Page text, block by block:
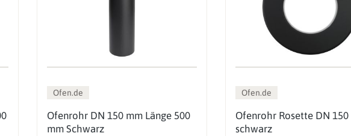
Ofen.de
Ofenrohr DN 150 mm Länge 500
mm Schwarz
Ofen.de
Ofenrohr Rosette DN 150
schwarz